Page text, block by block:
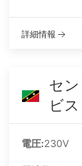
詳細情報
セ
ビス
電圧:230V